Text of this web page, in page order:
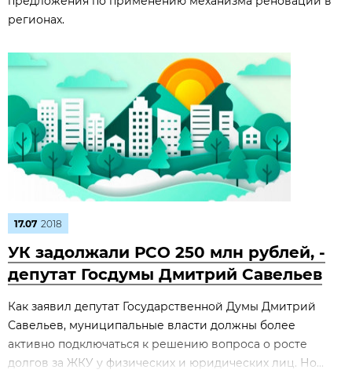
регионах.
17.07 2018
УК задолжали РСО 250 млн рублей, -
депутат Госдумы Дмитрий Савельев
Как заявил депутат Государственной Думы Дмитрий
Савельев, муниципальные власти должны более
активно подключаться к решению вопроса о росте
долгов за ЖКУ у физических и юридических лиц. Но...